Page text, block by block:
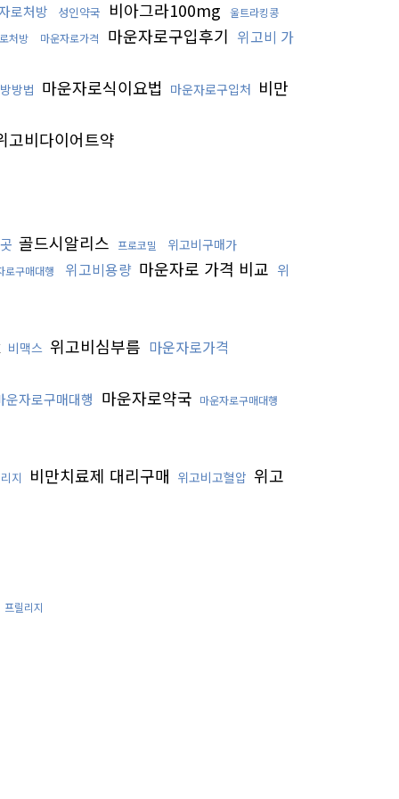
로처방 성인약국 비아그라100mg
울트라킹콩
처방
마운자로가격 마운자로구입후기 위고비 가
방법 마운자로식이요법 마운자로구입처 비만
고비다이어트약
골드시알리스 프로코밀 위고비구매가
로구매대행 위고비용량 마운자로 가격 비교 위
비맥스 위고비심부름 마운자로가격
운자로구매대행 마운자로약국 마운자로구매대행
지 비만치료제 대리구매 위고비고혈압 위고
프릴리지